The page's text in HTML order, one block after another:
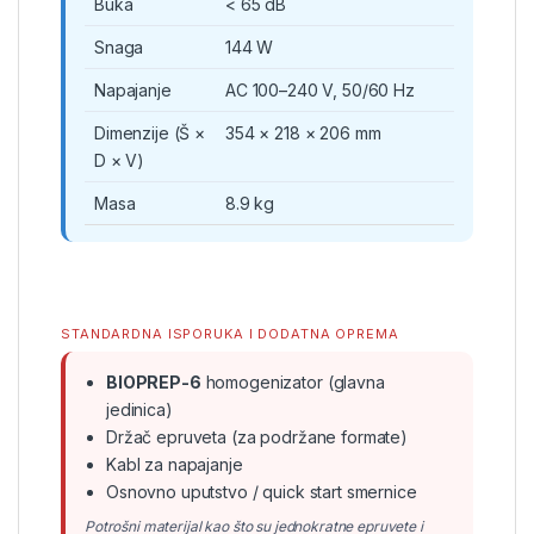
Buka < 65 dB
Snaga 144 W
Napajanje AC 100–240 V, 50/60 Hz
Dimenzije (Š ×
D × V)
354 × 218 × 206 mm
Masa 8.9 kg
STANDARDNA ISPORUKA I DODATNA OPREMA
BIOPREP-6 homogenizator (glavna
jedinica)
Držač epruveta (za podržane formate)
Kabl za napajanje
Osnovno uputstvo / quick start smernice
Potrošni materijal kao što su jednokratne epruvete i